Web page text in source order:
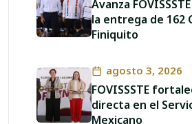
Avanza
la entrega de 162
Finiquito
agosto 3, 2026
FOVISSSTE
directa en el
Mexicano